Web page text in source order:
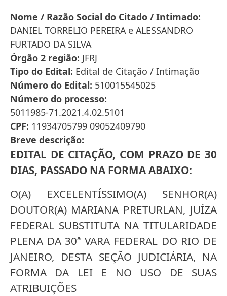
Nome / Razão Social do Citado / Intimado
DANIEL TORRELIO PEREIRA e ALESSANDRO
FURTADO DA SILVA
Órgão 2 região JFRJ
Tipo do Edital Edital de Citação / Intimação
Número do Edital 510015545025
Número do processo
5011985-71.2021.4.02.5101
CPF 11934705799 09052409790
Breve descrição
EDITAL DE CITAÇÃO, COM PRAZO DE 30
DIAS, PASSADO NA FORMA ABAIXO:
O(A) EXCELENTÍSSIMO(A) SENHOR(A)
DOUTOR(A) MARIANA PRETURLAN, JUÍZA
FEDERAL SUBSTITUTA NA TITULARIDADE
PLENA DA 30ª VARA FEDERAL DO RIO DE
JANEIRO, DESTA SEÇÃO JUDICIÁRIA, NA
FORMA DA LEI E NO USO DE SUAS
ATRIBUIÇÕES